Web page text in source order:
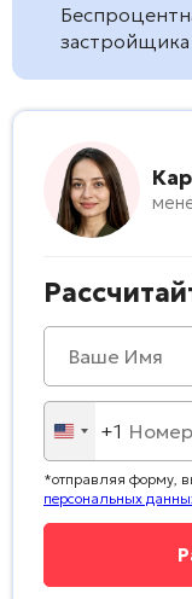
застройщика
United
States
+1
+1
*отправляя форму,
персональных